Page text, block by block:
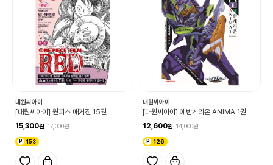
대원씨아이
[대원씨아이] 원피스 매거진 15권
15,300
17,000
153
대원씨아이
[대원씨아이] 에반게리온 ANIMA 1권
12,600
14,000
126